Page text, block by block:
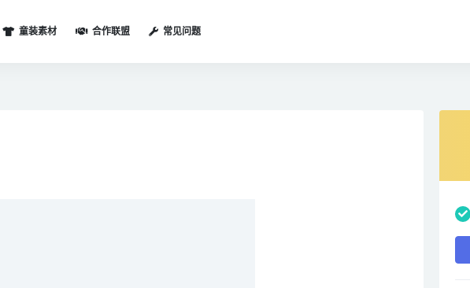
童装素材 合作联盟 常见问题